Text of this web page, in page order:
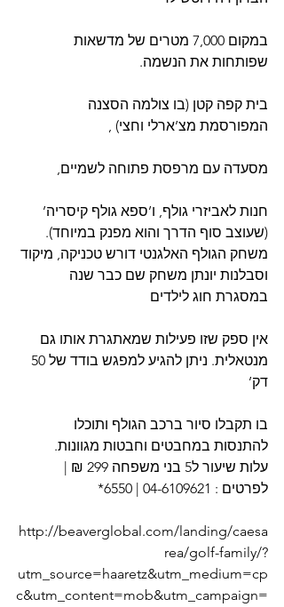
במקום 7,000 מטרים של מדשאות
שפותחות את הנשמה.
בית קפה קטן (בו צולמה הסצנה
המפורסמת מצ’ארלי וחצי) ,
מסעדה עם מרפסת פתוחה לשמיים,
חנות לאביזרי גולף, ו’ספא גולף קיסריה’
(שעוצב סוף הדרך והוא מפנק במיוחד).
משחק הגולף האלגנטי דורש טכניקה, מיקוד
וסבלנות יונתן משחק שם כבר שנה
במסגרת חוג לילדים
אין ספק שזו פעילות שמאתגרת אותו גם
דק’
בו תקבלו סיור ברכב הגולף ותוכלו
להתנסות במחבטים וחבטות מגוונות.
עלות שיעור ל5 בני משפחה 299 ₪ |
לפרטים : 04-6109621 | 6550*
http://beaverglobal.com/landing/caesa
rea/golf-family/?
utm_source=haaretz&utm_medium=cp
c&utm_content=mob&utm_campaign=